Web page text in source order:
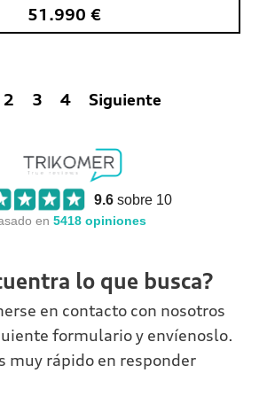
51.990 €
2 3 4 Siguiente
9.6sobre 10
en 5418 opiniones
lo que busca?
en contacto con nosotros
formulario y envíenoslo.
muy rápido en responder